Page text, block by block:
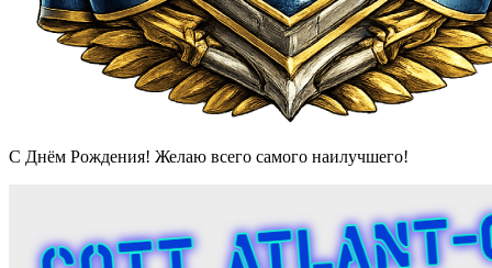
С Днём Рождения! Желаю всего самого наилучшего!